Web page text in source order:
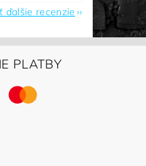
ďalšie recenzie
PLATBY